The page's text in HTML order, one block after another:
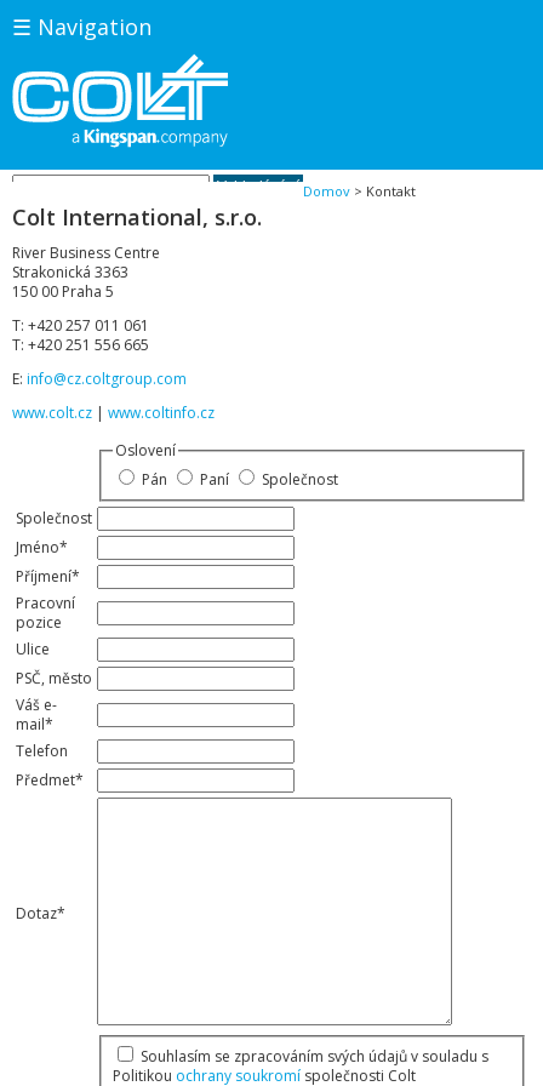
☰ Navigation
Domov > Kontakt
Colt International, s.r.o.
River Business Centre
Strakonická 3363
150 00 Praha 5
T: +420 257 011 061
T: +420 251 556 665
E: info@cz.coltgroup.com
www.colt.cz | www.coltinfo.cz
Oslovení
Pán
Paní
Společnost
Společnost
Jméno*
Příjmení*
Pracovní
pozice
Ulice
PSČ, město
Váš e-
mail*
Telefon
Předmet*
Dotaz*
Souhlasím se zpracováním svých údajů v souladu s
Politikou ochrany soukromí společnosti Colt